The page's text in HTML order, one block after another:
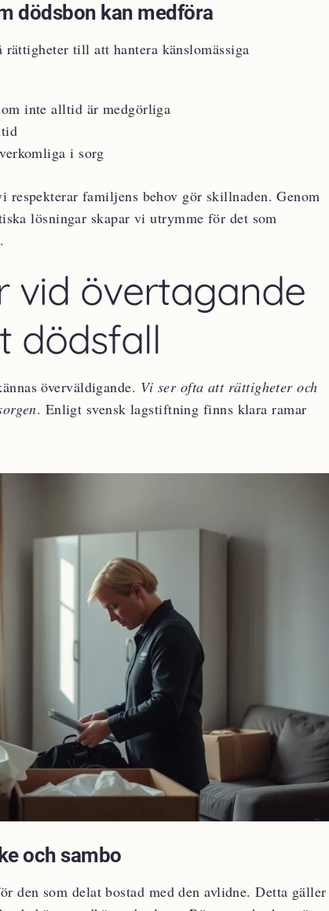
dödsbon kan medföra
till att hantera känslomässiga
inte alltid är medgörliga
i sorg
familjens behov gör skillnaden. Genom
lösningar skapar vi utrymme för det som
vid övertagande
dödsfall
överväldigande. Vi ser ofta att rättigheter och
. Enligt svensk lagstiftning finns klara ramar
och sambo
den som delat bostad med den avlidne. Detta gäller